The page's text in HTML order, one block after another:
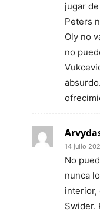
jugar
Peters
Oly no
no
14 julio
No
nunca
interior,
Swider.